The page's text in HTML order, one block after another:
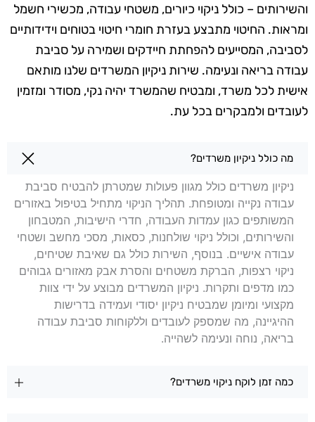
והשירותים – כולל ניקוי כיורים, משטחי עבודה, מכשירי חשמל
ומראות. החיטוי מתבצע בעזרת חומרי חיטוי בטוחים וידידותיים
לסביבה, המסייעים להפחתת חיידקים ושמירה על סביבת
עבודה בריאה ונעימה. שירות ניקיון המשרדים שלנו מותאם
אישית לכל משרד, ומבטיח שהמשרד יהיה נקי, מסודר ומזמין
לעובדים ולמבקרים בכל עת.
שאלות בנושא ניקיון משרדים בגבעתיים
מה כולל ניקיון משרדים?
ניקיון משרדים כולל מגוון פעולות שמטרתן להבטיח סביבת
עבודה נקייה ומטופחת. תהליך הניקוי מתחיל בטיפול באזורים
המשותפים כגון עמדות העבודה, חדרי הישיבות, המטבחון
והשירותים, וכולל ניקוי שולחנות, כסאות, מסכי מחשב ושטחי
עבודה אישיים. בנוסף, השירות כולל גם שאיבת שטיחים,
ניקוי רצפות, הברקת משטחים והסרת אבק מאזורים גבוהים
כמו מדפים ותקרות. ניקיון המשרדים מבוצע על ידי צוות
מקצועי ומיומן שמבטיח ניקיון יסודי ועמידה בדרישות
ההיגיינה, מה שמספק לעובדים וללקוחות סביבת עבודה
בריאה, נוחה ונעימה לשהייה.
כמה זמן לוקח ניקוי משרדים?